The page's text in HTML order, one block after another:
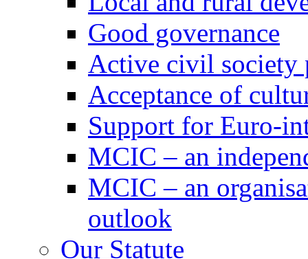
Good governance
Active civil society
Acceptance of
Support for Euro-
MCIC – an
MCIC – an
outlook
Our Statute